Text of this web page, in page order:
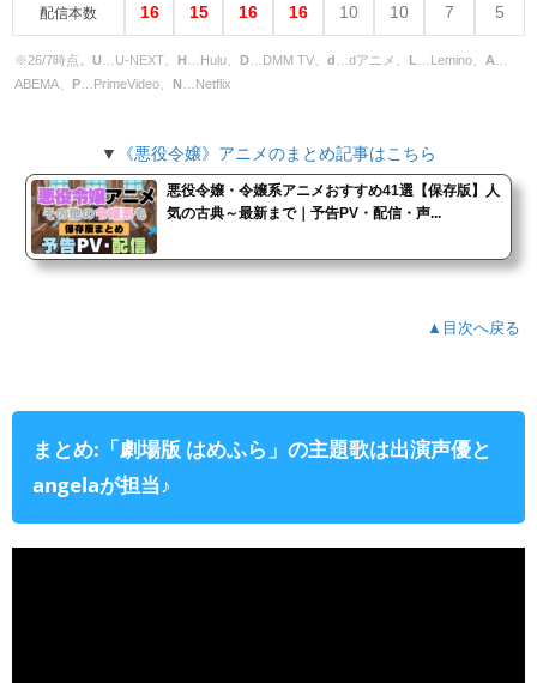
配信本数 16 15 16 16 10 10 7 5
※26/7時点。 U …U-NEXT、 H …Hulu、 D …DMM TV、 d …dアニメ、 L …Lemino、 A
ABEMA、 P …PrimeVideo、 N …Netflix
▼ 《悪役令嬢》アニメのまとめ記事はこちら
悪役令嬢・令嬢系アニメおすすめ41選【保存版】人
気の古典～最新まで｜予告PV・配信・声...
▲目次へ戻る
まとめ:「劇場版 はめふら」の主題歌は出演声優と
angelaが担当♪